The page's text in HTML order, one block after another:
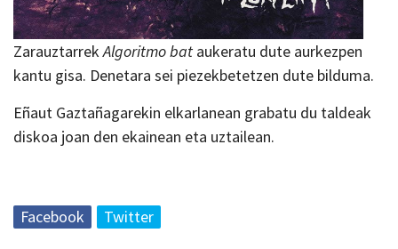
ZarauztarrekAlgoritmo bat aukeratu dute aurkezpen
kantu gisa. Denetara sei piezekbetetzen dute bilduma.
Eñaut Gaztañagarekin elkarlanean grabatu du taldeak
diskoa joan den ekainean eta uztailean.
Facebook Twitter